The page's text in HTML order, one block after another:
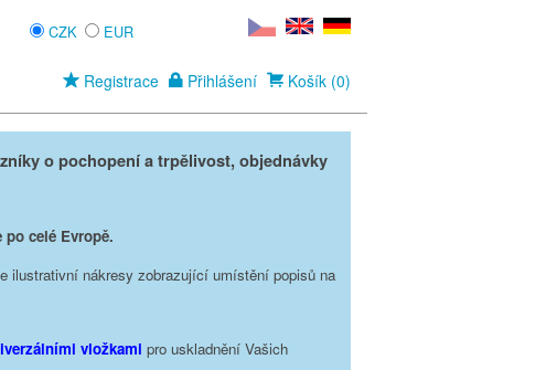
CZK EUR
Registrace Přihlášení Košík (0)
o pochopení a trpělivost, objednávky
po celé Evropě.
ilustrativní nákresy zobrazující umístění popisů na
vložkami pro uskladnění Vašich